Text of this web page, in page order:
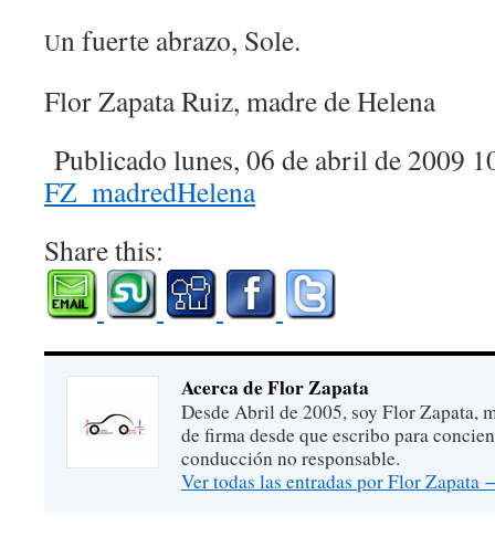
Un fuerte abrazo, Sole.
Flor Zapata Ruiz, madre de Helena
Publicado lunes, 06 de abril de 2009
FZ_madredHelena
Share this:
Acerca de Flor Zapata
Desde Abril de 2005, soy Flor Zapata,
de firma desde que escribo para
conducción no responsable.
Ver todas las entradas por Flor Zapata